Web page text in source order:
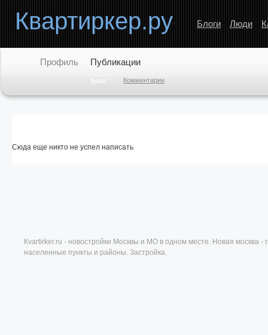
Квартиркер.ру Блоги Люди
Профиль Публикации
Блог Комментарии
Сюда еще никто не успел написать
Кvartirker.ru - новостройки Москвы и МО в одном месте. Новая москва
населенные пункты и районы. Застройка.